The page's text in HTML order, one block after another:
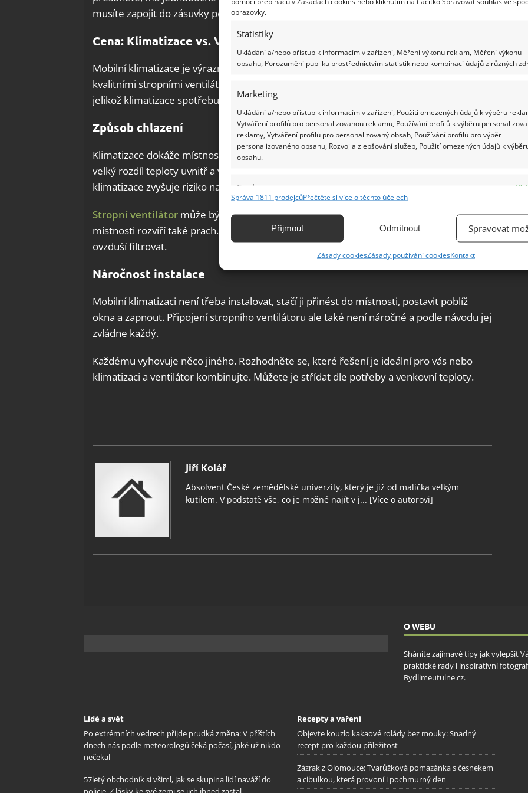
obrazovky.
Statistiky
Ukládání a/nebo přístup k informacím v zařízení, Měření výkonu reklam, Měření výkonu
obsahu, Porozumění publiku prostřednictvím statistik nebo kombinací údajů z různých
Marketing
Ukládání a/nebo přístup k informacím v zařízení, Použití omezených údajů k výběru
Vytváření profilů pro personalizovanou reklamu, Používání profilů k výběru
reklamy, Vytváření profilů pro personalizovaný obsah, Používání profilů pro výběr
personalizovaného obsahu, Rozvoj a zlepšování služeb, Použití omezených údajů k
obsahu.
Funkce
Identifikace zařízení na základě automaticky přenášených informací.
základě aktivně vyžádaných informací.
odstraňování chyb, Poskytování a zobrazování reklamy a obsahu,
Ukládání a sdělování voleb ochrany osobních údajů.
Správa 1811 prodejcůPřečtěte si více o těchto účelech
Příjmout Odmítnout Spravovat
Zásady cookiesZásady používání cookiesKontakt
musíte zapojit do zásuvky poblíž okna a má vyšší hlučnost.
Cena: Klimatizace vs. Ventilátor
Mobilní klimatizace je výrazně levnější než klasická a cena nejlevnějších je srovnatelná s
kvalitními stropními ventilátory. Velký rozdíl ale vzniká v dlouhodobém měřítku,
jelikož klimatizace spotřebuje násobně více energie.
Způsob chlazení
Klimatizace dokáže místnost zchladit i o 10 °C, přesně na požadovanou teplotu. Tak
velký rozdíl teploty uvnitř a venku je ale nezdravý a při nesprávném používání
klimatizace zvyšuje riziko nachlazení.
Stropní ventilátor může být problémový pro alergiky, jelikož spolu se vzduchem po
místnosti rozvíří také prach. Kvalitní klimatizace naopak dokáže prach a další nečistoty
ovzduší filtrovat.
Náročnost instalace
Mobilní klimatizaci není třeba instalovat, stačí ji přinést do místnosti, postavit poblíž
okna a zapnout. Připojení stropního ventilátoru ale také není náročné a podle návodu jej
zvládne každý.
Každému vyhovuje něco jiného. Rozhodněte se, které řešení je ideální pro vás nebo
klimatizaci a ventilátor kombinujte. Můžete je střídat dle potřeby a venkovní teploty.
Jiří Kolář
Absolvent České zemědělské univerzity, který je již od malička velkým
kutilem. V podstatě vše, co je možné najít v j... [Více o autorovi]
O WEBU
Sháníte zajímavé tipy jak vylepšit
praktické rady i inspirativní
Bydlimeutulne.cz.
Lidé a svět
Po extrémních vedrech přijde prudká změna: V příštích
dnech nás podle meteorologů čeká počasí, jaké už nikdo
nečekal
57letý obchodník si všiml, jak se skupina lidí naváží do
Recepty a vaření
Objevte kouzlo kakaové rolády bez mouky: Snadný
recept pro každou příležitost
Zázrak z Olomouce: Tvarůžková pomazánka s česnekem
a cibulkou, která provoní i pochmurný den